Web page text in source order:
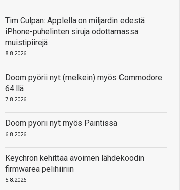
Tim Culpan: Applella on miljardin edestä
iPhone-puhelinten siruja odottamassa
muistipiirejä
8.8.2026
Doom pyörii nyt (melkein) myös Commodore
64:llä
7.8.2026
Doom pyörii nyt myös Paintissa
6.8.2026
Keychron kehittää avoimen lähdekoodin
firmwarea pelihiiriin
5.8.2026